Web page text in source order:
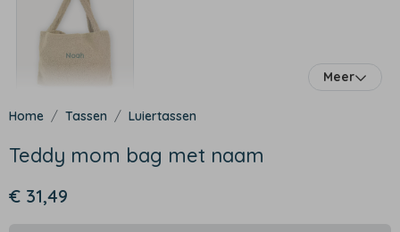
Meer
Tassen Luiertassen
Teddy mom bag met naam
€ 31,49